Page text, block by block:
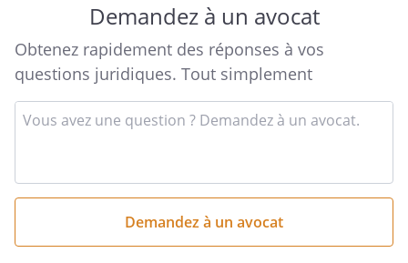
Demandez à un avocat
Obtenez rapidement des réponses à vos
questions juridiques. Tout simplement
votre
question
ici